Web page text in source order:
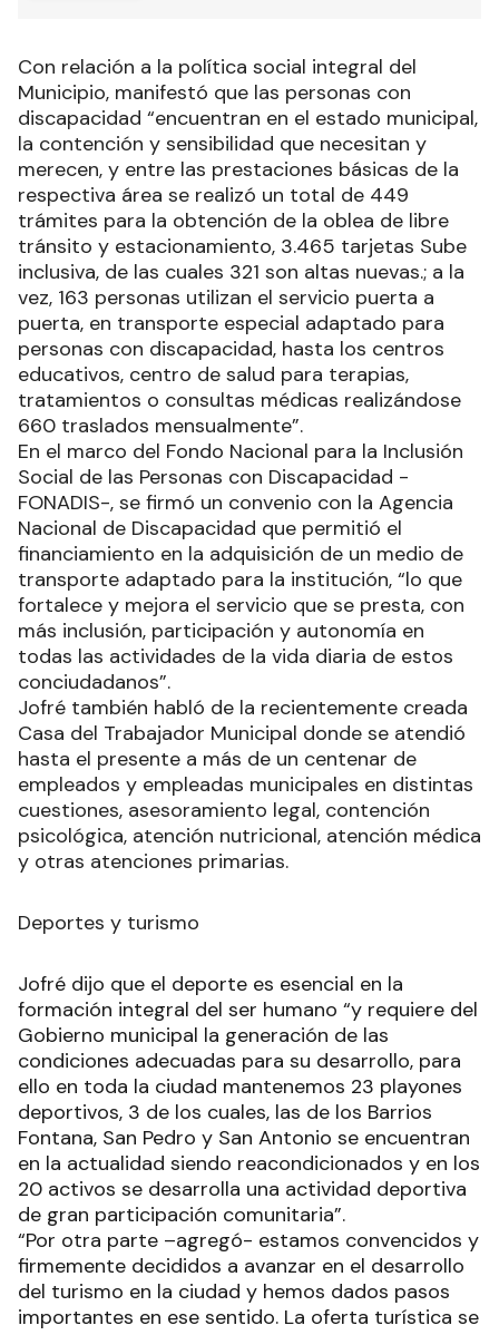
Con relación a la política social integral del
Municipio, manifestó que las personas con
discapacidad “encuentran en el estado municipal,
la contención y sensibilidad que necesitan y
merecen, y entre las prestaciones básicas de la
respectiva área se realizó un total de 449
trámites para la obtención de la oblea de libre
tránsito y estacionamiento, 3.465 tarjetas Sube
inclusiva, de las cuales 321 son altas nuevas.; a la
vez, 163 personas utilizan el servicio puerta a
puerta, en transporte especial adaptado para
personas con discapacidad, hasta los centros
educativos, centro de salud para terapias,
tratamientos o consultas médicas realizándose
660 traslados mensualmente”.
En el marco del Fondo Nacional para la Inclusión
Social de las Personas con Discapacidad -
FONADIS-, se firmó un convenio con la Agencia
Nacional de Discapacidad que permitió el
financiamiento en la adquisición de un medio de
transporte adaptado para la institución, “lo que
fortalece y mejora el servicio que se presta, con
más inclusión, participación y autonomía en
todas las actividades de la vida diaria de estos
conciudadanos”.
Jofré también habló de la recientemente creada
Casa del Trabajador Municipal donde se atendió
hasta el presente a más de un centenar de
empleados y empleadas municipales en distintas
cuestiones, asesoramiento legal, contención
psicológica, atención nutricional, atención médica
y otras atenciones primarias.
Deportes y turismo
Jofré dijo que el deporte es esencial en la
formación integral del ser humano “y requiere del
Gobierno municipal la generación de las
condiciones adecuadas para su desarrollo, para
ello en toda la ciudad mantenemos 23 playones
deportivos, 3 de los cuales, las de los Barrios
Fontana, San Pedro y San Antonio se encuentran
en la actualidad siendo reacondicionados y en los
20 activos se desarrolla una actividad deportiva
de gran participación comunitaria”.
“Por otra parte –agregó- estamos convencidos y
firmemente decididos a avanzar en el desarrollo
del turismo en la ciudad y hemos dados pasos
importantes en ese sentido. La oferta turística se